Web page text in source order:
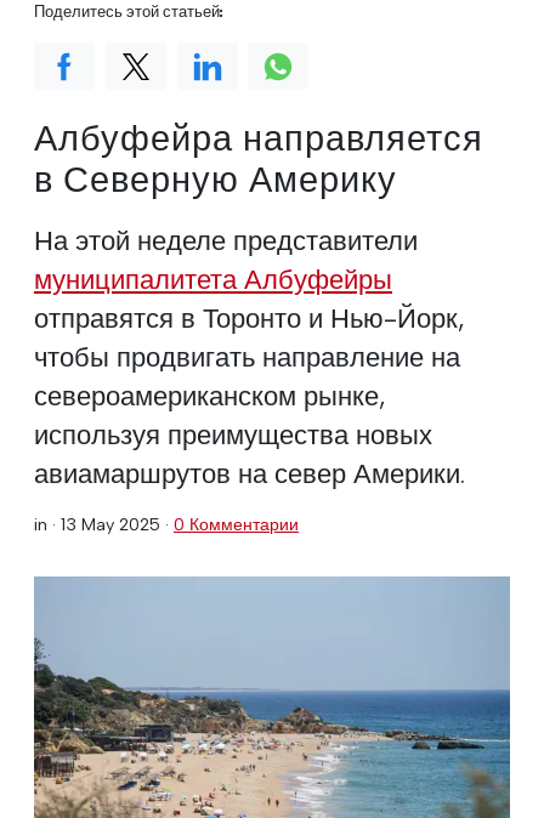
Албуфейра направляется
в Северную Америку
На этой неделе представители
муниципалитета Албуфейры
отправятся в Торонто и Нью-Йорк,
чтобы продвигать направление на
североамериканском рынке,
используя преимущества новых
авиамаршрутов на север Америки.
in · 13 May 2025 · 0 Комментарии
Поделитесь этой статьей: